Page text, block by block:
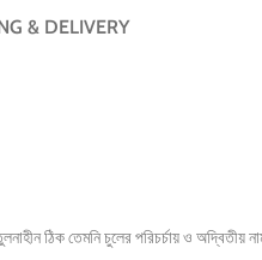
& DELIVERY
ঠিক তেমনি চুলের পরিচর্চায় ও অদ্বিতীয়